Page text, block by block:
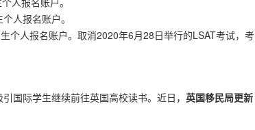
人报名账户。
个人报名账户。取消2020年6月28日举行的LSAT考试，考
国际学生继续前往英国高校读书。近日， 英国移民局更新